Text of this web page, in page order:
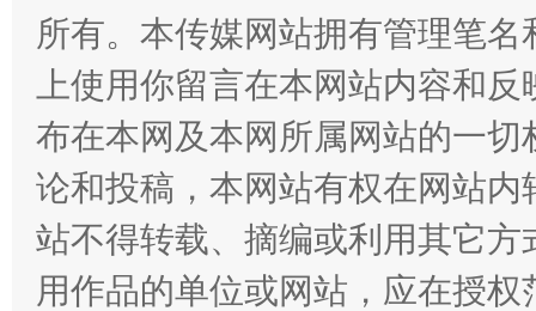
所有。本传媒网站拥有管理笔
上使用你留言在本网站内容和
布在本网及本网所属网站的一
论和投稿，本网站有权在网站
站不得转载、摘编或利用其它
用作品的单位或网站，应在授